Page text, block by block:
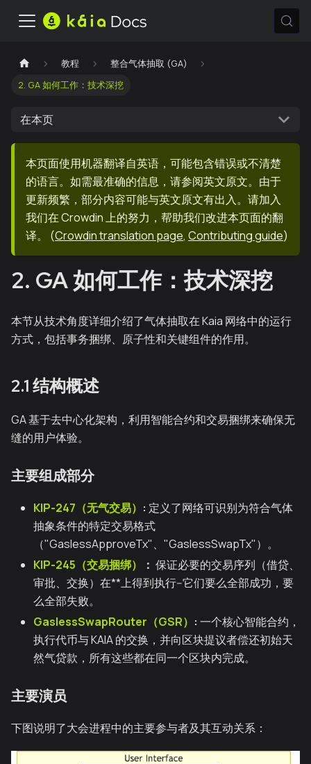
教程
整合气体抽取 (GA)
2. GA 如何工作：技术深挖
在本页
本页面使用机器翻译自英语，可能包含错误或不清楚
的语言。如需最准确的信息，请参阅英文原文。由于
更新频繁，部分内容可能与英文原文有出入。请加入
我们在 Crowdin 上的努力，帮助我们改进本页面的翻
译。
(Crowdin translation page, Contributing guide)
2. GA 如何工作：技术深挖
本节从技术角度详细介绍了气体抽取在 Kaia 网络中的运行
方式，包括事务捆绑、原子性和关键组件的作用。
2.1 结构概述
GA 基于去中心化架构，利用智能合约和交易捆绑来确保无
缝的用户体验。
主要组成部分
KIP-247（无气交易） : 定义了网络可识别为符合气体
抽象条件的特定交易格式
（"GaslessApproveTx"、"GaslessSwapTx"）。
KIP-245（交易捆绑）
： 保证必要的交易序列（借贷、
审批、交换）在**上得到执行--它们要么全部成功，要
么全部失败。
GaslessSwapRouter（GSR） : 一个核心智能合约，
执行代币与 KAIA 的交换，并向区块提议者偿还初始天
然气贷款，所有这些都在同一个区块内完成。
主要演员
下图说明了大会进程中的主要参与者及其互动关系：